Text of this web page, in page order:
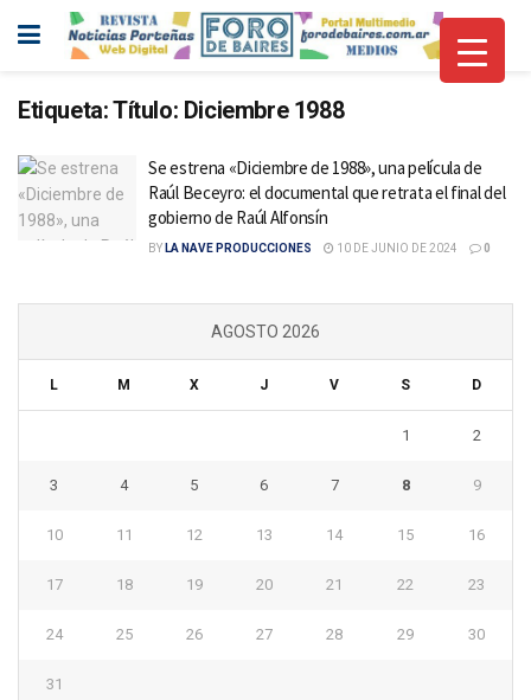
Etiqueta:Título: Diciembre 1988
Se estrena «Diciembre de 1988», una película de
Raúl Beceyro: el documental que retrata el final del
gobierno de Raúl Alfonsín
BY LA NAVE PRODUCCIONES 10 DE JUNIO DE 2024 0
AGOSTO 2026
L M X J V S D
1 2
3 4 5 6 7 8 9
10 11 12 13 14 15 16
17 18 19 20 21 22 23
24 25 26 27 28 29 30
31